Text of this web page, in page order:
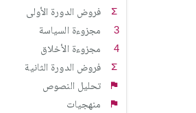
فروض الدورة الأولى
مجزوءة السياسة
مجزوءة الأخلاق
فروض الدورة الثانية
تحليل النصوص
منهجيات